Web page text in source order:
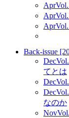
Apr
Apr
Apr
Back-issue
Dec
てとは
Dec
Dec
なのか
Nov